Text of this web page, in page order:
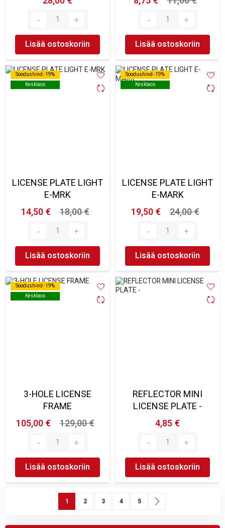
Lisää ostoskoriin Lisää ostoskoriin
Soodushind -19%
Kesklaos
Soodushind -19%
Kesklaos
LICENSE PLATE LIGHT
E-MRK
14,50 €
18,00 €
Lisää ostoskoriin
Soodushind -19%
Kesklaos
Soodushind -19%
Kesklaos
LICENSE PLATE LIGHT
E-MARK
19,50 €
24,00 €
Lisää ostoskoriin
Soodushind -19%
Kesklaos
Soodushind -19%
Kesklaos
3-HOLE LICENSE
FRAME
105,00 €
129,00 €
Lisää ostoskoriin
REFLECTOR MINI
LICENSE PLATE -
4,85 €
Lisää ostoskoriin
SivuYou're currently reading page
1 Sivu
2 Sivu
3 Sivu
4 Sivu
5